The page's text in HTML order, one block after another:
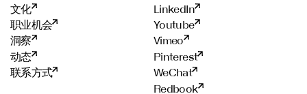
文化
职业机会
洞察
动态
联系方式
LinkedIn
Youtube
Vimeo
Pinterest
WeChat
Redbook